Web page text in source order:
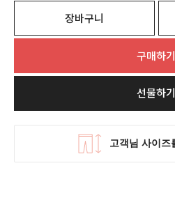
장바구니
구매하기
선물하기